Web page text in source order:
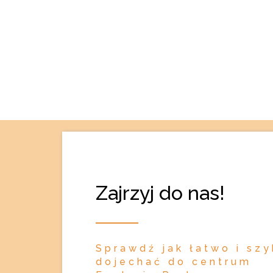
Zajrzyj do nas!
Sprawdź jak łatwo i
dojechać do centrum